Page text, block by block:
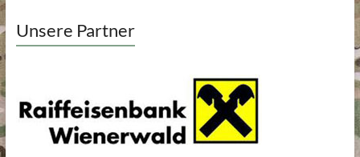
Unsere Partner